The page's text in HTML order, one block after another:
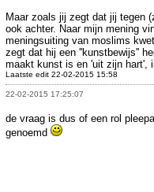
Maar zoals jij zegt dat jij tegen
ook achter. Naar mijn mening
meningsuiting van moslims
zegt dat hij een ''kunstbewijs''
maakt kunst is en 'uit zijn hart',
Laatste edit 22-02-2015 15:58
22-02-2015 17:25:07
de vraag is dus of een rol
genoemd